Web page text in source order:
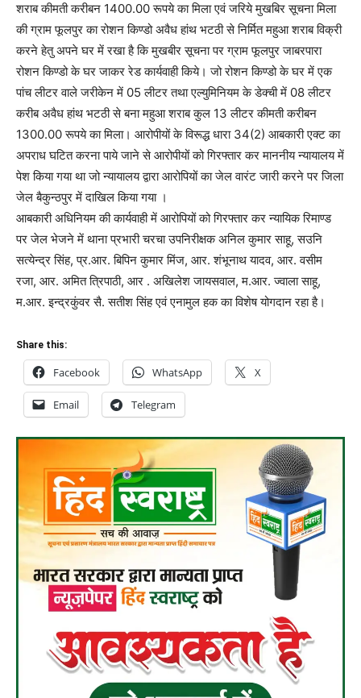
शराब कीमती करीबन 1400.00 रूपये का मिला एवं जरिये मुखबिर सूचना मिला
की ग्राम फूलपुर का रोशन किण्डो अवैध हांथ भटठी से निर्मित महुआ शराब विक्री
करने हेतु अपने घर में रखा है कि मुखबीर सूचना पर ग्राम फूलपुर जाबरपारा
रोशन किण्डो के घर जाकर रेड कार्यवाही किये। जो रोशन किण्डो के घर में एक
पांच लीटर वाले ज‍रीकेन में 05 लीटर तथा एल्युमिनियम के डेक्‍ची में 08 लीटर
करीब अवैध हांथ भटठी से बना महुआ शराब कुल 13 लीटर कीमती करीबन
1300.00 रूपये का मिला। आरोपीयों के विरूद्ध धारा 34(2) आबकारी एक्ट का
अपराध घटित करना पाये जाने से आरोपीयों को गिरफ्तार कर माननीय न्यायालय में
पेश किया गया था जो न्यायालय द्वारा आरोपियों का जेल वारंट जारी करने पर जिला
जेल बैकुन्ठपुर में दाखिल किया गया ।
आबकारी अधिनियम की कार्यवाही में आरोपियों को गिरफ्तार कर न्यायिक रिमाण्ड
पर जेल भेजने में थाना प्रभारी चरचा उपनिरीक्षक अनिल कुमार साहू, सउनि
सत्येन्द्र सिंह, प्र.आर. बिपिन कुमार मिंज, आर. शंभूनाथ यादव, आर. वसीम
रजा, आर. अमित त्रिपाठी, आर . अखिलेश जायसवाल, म.आर. ज्वाला साहू,
म.आर. इन्द्रकुंवर सै. सतीश सिंह एवं एनामुल हक का विशेष योगदान रहा है।
Share this:
Facebook WhatsApp X
Email Telegram